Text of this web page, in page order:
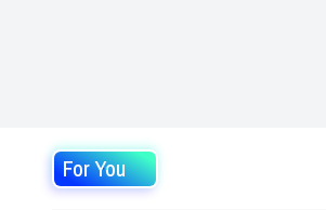
For You